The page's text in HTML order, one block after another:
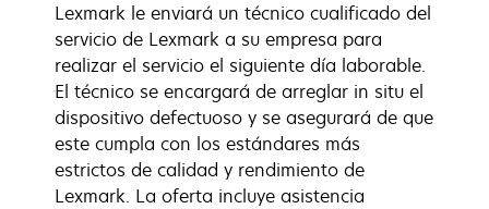
Lexmark le enviará un técnico cualificado del
servicio de Lexmark a su empresa para
realizar el servicio el siguiente día laborable.
El técnico se encargará de arreglar in situ el
dispositivo defectuoso y se asegurará de que
este cumpla con los estándares más
estrictos de calidad y rendimiento de
Lexmark. La oferta incluye asistencia